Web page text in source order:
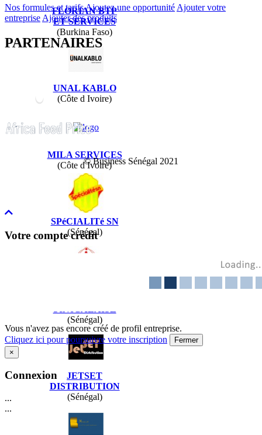
FLORIAN BTP
ET SERVICES
(Burkina Faso)
UNAL KABLO
(Côte d Ivoire)
MILA SERVICES
(Côte d Ivoire)
SPéCIALITé SN
(Sénégal)
(Sénégal)
JETSET
DISTRIBUTION
(Sénégal)
Nos formules et tarifsAjoutez une opportunité Ajouter votre
entreprise Ajouter des produits
PARTENAIRES
© Business Sénégal 2021
Votre compte crédit
Vous n'avez pas encore créé de profil entreprise.
Cliquez ici pour poursuivre votre inscription
Fermer
×
Connexion
...
...